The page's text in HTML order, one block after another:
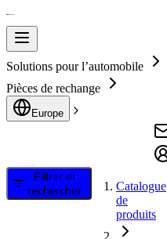
Solutions pour l’automobile
Pièces de rechange
Europe
Filtrer et
rechercher
Catalogue
de
produits